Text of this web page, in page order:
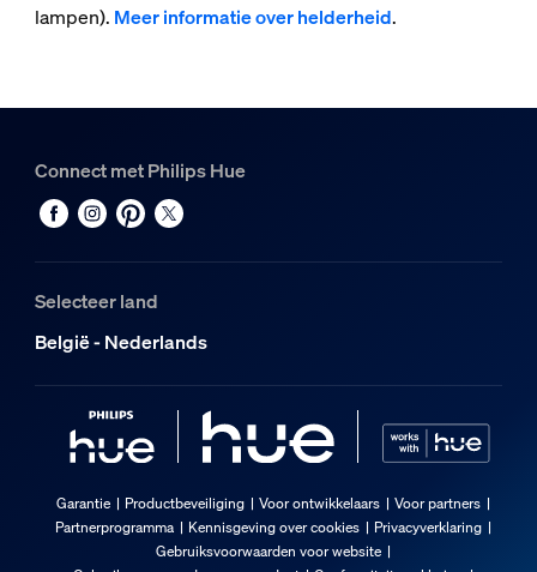
lampen). Meer informatie over helderheid.
Connect met Philips Hue
Selecteer land
België - Nederlands
Garantie Productbeveiliging Voor ontwikkelaars
Voor partners
Partnerprogramma
Kennisgeving over cookies
Privacyverklaring
Gebruiksvoorwaarden voor website